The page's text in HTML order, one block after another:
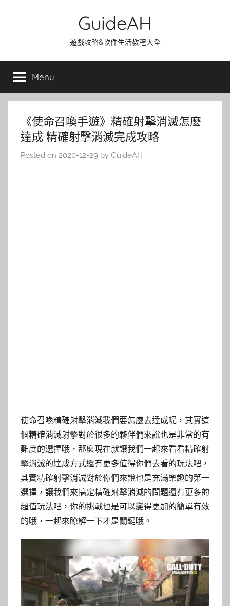
GuideAH
遊戲攻略&軟件生活教程大全
Menu
《使命召喚手遊》精確射擊消滅怎麼
達成 精確射擊消滅完成攻略
Posted on 2020-12-29 by GuideAH
使命召喚精確射擊消滅我們要怎麼去達成呢，其實這
個精確消滅射擊對於很多的夥伴們來說也是非常的有
難度的選擇哦，那麼現在就讓我們一起來看看精確射
擊消滅的達成方式還有更多值得你們去看的玩法吧，
其實精確射擊消滅對於你們來說也是充滿樂趣的第一
選擇，讓我們來搞定精確射擊消滅的問題還有更多的
超值玩法吧，你的挑戰也是可以變得更加的簡單有效
的哦，一起來瞭解一下才是關鍵哦。